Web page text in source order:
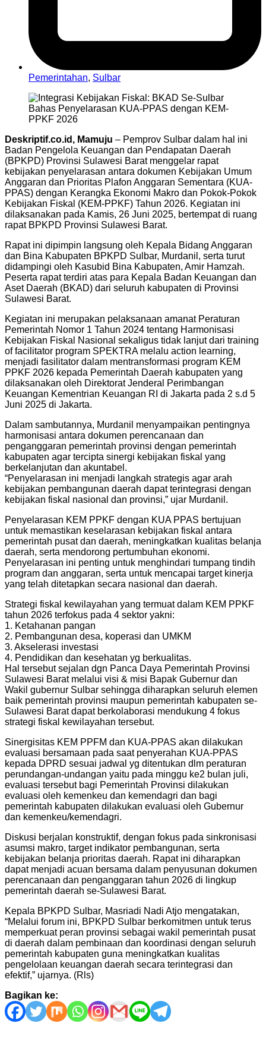
Pemerintahan, Sulbar
Deskriptif.co.id, Mamuju – Pemprov Sulbar dalam hal ini
Badan Pengelola Keuangan dan Pendapatan Daerah
(BPKPD) Provinsi Sulawesi Barat menggelar rapat
kebijakan penyelarasan antara dokumen Kebijakan Umum
Anggaran dan Prioritas Plafon Anggaran Sementara (KUA-
PPAS) dengan Kerangka Ekonomi Makro dan Pokok-Pokok
Kebijakan Fiskal (KEM-PPKF) Tahun 2026. Kegiatan ini
dilaksanakan pada Kamis, 26 Juni 2025, bertempat di ruang
rapat BPKPD Provinsi Sulawesi Barat.
Rapat ini dipimpin langsung oleh Kepala Bidang Anggaran
dan Bina Kabupaten BPKPD Sulbar, Murdanil, serta turut
didampingi oleh Kasubid Bina Kabupaten, Amir Hamzah.
Peserta rapat terdiri atas para Kepala Badan Keuangan dan
Aset Daerah (BKAD) dari seluruh kabupaten di Provinsi
Sulawesi Barat.
Kegiatan ini merupakan pelaksanaan amanat Peraturan
Pemerintah Nomor 1 Tahun 2024 tentang Harmonisasi
Kebijakan Fiskal Nasional sekaligus tidak lanjut dari training
of facilitator program SPEKTRA melalu action learning,
menjadi fasilitator dalam mentransformasi program KEM
PPKF 2026 kepada Pemerintah Daerah kabupaten yang
dilaksanakan oleh Direktorat Jenderal Perimbangan
Keuangan Kementrian Keuangan RI di Jakarta pada 2 s.d 5
Juni 2025 di Jakarta.
Dalam sambutannya, Murdanil menyampaikan pentingnya
harmonisasi antara dokumen perencanaan dan
penganggaran pemerintah provinsi dengan pemerintah
kabupaten agar tercipta sinergi kebijakan fiskal yang
berkelanjutan dan akuntabel.
“Penyelarasan ini menjadi langkah strategis agar arah
kebijakan pembangunan daerah dapat terintegrasi dengan
kebijakan fiskal nasional dan provinsi,” ujar Murdanil.
Penyelarasan KEM PPKF dengan KUA PPAS bertujuan
untuk memastikan keselarasan kebijakan fiskal antara
pemerintah pusat dan daerah, meningkatkan kualitas belanja
daerah, serta mendorong pertumbuhan ekonomi.
Penyelarasan ini penting untuk menghindari tumpang tindih
program dan anggaran, serta untuk mencapai target kinerja
yang telah ditetapkan secara nasional dan daerah.
Strategi fiskal kewilayahan yang termuat dalam KEM PPKF
tahun 2026 terfokus pada 4 sektor yakni:
1. Ketahanan pangan
2. ⁠Pembangunan desa, koperasi dan UMKM
3. ⁠Akselerasi investasi
4. ⁠Pendidikan dan kesehatan yg berkualitas.
Hal tersebut sejalan dgn Panca Daya Pemerintah Provinsi
Sulawesi Barat melalui visi & misi Bapak Gubernur dan
Wakil gubernur Sulbar sehingga diharapkan seluruh elemen
baik pemerintah provinsi maupun pemerintah kabupaten se-
Sulawesi Barat dapat berkolaborasi mendukung 4 fokus
strategi fiskal kewilayahan tersebut.
Sinergisitas KEM PPFM dan KUA-PPAS akan dilakukan
evaluasi bersamaan pada saat penyerahan KUA-PPAS
kepada DPRD sesuai jadwal yg ditentukan dlm peraturan
perundangan-undangan yaitu pada minggu ke2 bulan juli,
evaluasi tersebut bagi Pemerintah Provinsi dilakukan
evaluasi oleh kemenkeu dan kemendagri dan bagi
pemerintah kabupaten dilakukan evaluasi oleh Gubernur
dan kemenkeu/kemendagri.
Diskusi berjalan konstruktif, dengan fokus pada sinkronisasi
asumsi makro, target indikator pembangunan, serta
kebijakan belanja prioritas daerah. Rapat ini diharapkan
dapat menjadi acuan bersama dalam penyusunan dokumen
perencanaan dan penganggaran tahun 2026 di lingkup
pemerintah daerah se-Sulawesi Barat.
Kepala BPKPD Sulbar, Masriadi Nadi Atjo mengatakan,
“Melalui forum ini, BPKPD Sulbar berkomitmen untuk terus
memperkuat peran provinsi sebagai wakil pemerintah pusat
di daerah dalam pembinaan dan koordinasi dengan seluruh
pemerintah kabupaten guna meningkatkan kualitas
pengelolaan keuangan daerah secara terintegrasi dan
efektif,” ujarnya. (Rls)
Bagikan ke: